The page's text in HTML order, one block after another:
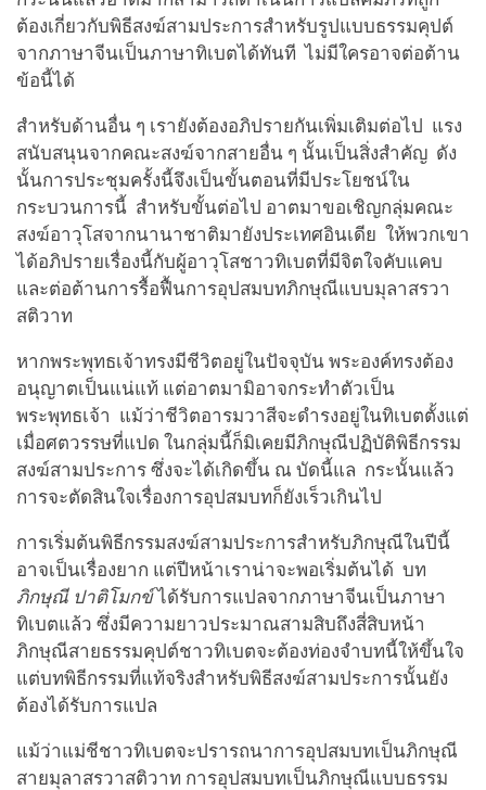
ต้องเกี่ยวกับพิธีสงฆ์สามประการสำหรับรูปแบบธรรมคุปต์
จากภาษาจีนเป็นภาษาทิเบตได้ทันที ไม่มีใครอาจต่อต้าน
ข้อนี้ได้
สำหรับด้านอื่น ๆ เรายังต้องอภิปรายกันเพิ่มเติมต่อไป แรง
สนับสนุนจากคณะสงฆ์จากสายอื่น ๆ นั้นเป็นสิ่งสำคัญ ดัง
นั้นการประชุมครั้งนี้จึงเป็นขั้นตอนที่มีประโยชน์ใน
กระบวนการนี้ สำหรับขั้นต่อไป อาตมาขอเชิญกลุ่มคณะ
สงฆ์อาวุโสจากนานาชาติมายังประเทศอินเดีย ให้พวกเขา
ได้อภิปรายเรื่องนี้กับผู้อาวุโสชาวทิเบตที่มีจิตใจคับแคบ
และต่อต้านการรื้อฟื้นการอุปสมบทภิกษุณีแบบมุลาสรวา
สติวาท
หากพระพุทธเจ้าทรงมีชีวิตอยู่ในปัจจุบัน พระองค์ทรงต้อง
อนุญาตเป็นแน่แท้ แต่อาตมามิอาจกระทำตัวเป็น
พระพุทธเจ้า แม้ว่าชีวิตอารมวาสีจะดำรงอยู่ในทิเบตตั้งแต่
เมื่อศตวรรษที่แปด ในกลุ่มนี้ก็มิเคยมีภิกษุณีปฏิบัติพิธีกรรม
สงฆ์สามประการ ซึ่งจะได้เกิดขึ้น ณ บัดนี้แล กระนั้นแล้ว
การจะตัดสินใจเรื่องการอุปสมบทก็ยังเร็วเกินไป
การเริ่มต้นพิธีกรรมสงฆ์สามประการสำหรับภิกษุณีในปีนี้
อาจเป็นเรื่องยาก แต่ปีหน้าเราน่าจะพอเริ่มต้นได้ บท
ภิกษุณี ปาติโมกข์ได้รับการแปลจากภาษาจีนเป็นภาษา
ทิเบตแล้ว ซึ่งมีความยาวประมาณสามสิบถึงสี่สิบหน้า
ภิกษุณีสายธรรมคุปต์ชาวทิเบตจะต้องท่องจำบทนี้ให้ขึ้นใจ
แต่บทพิธีกรรมที่แท้จริงสำหรับพิธีสงฆ์สามประการนั้นยัง
ต้องได้รับการแปล
แม้ว่าแม่ชีชาวทิเบตจะปรารถนาการอุปสมบทเป็นภิกษุณี
สายมุลาสรวาสติวาท การอุปสมบทเป็นภิกษุณีแบบธรรม